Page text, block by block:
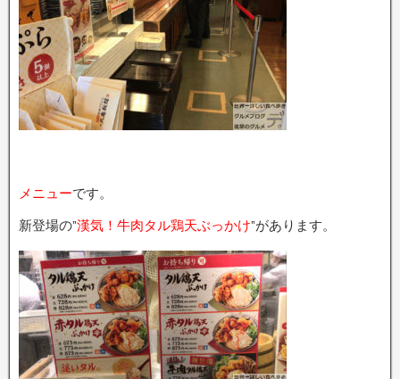
メニューです。
新登場の”漢気！牛肉タル鶏天ぶっかけ”があります。